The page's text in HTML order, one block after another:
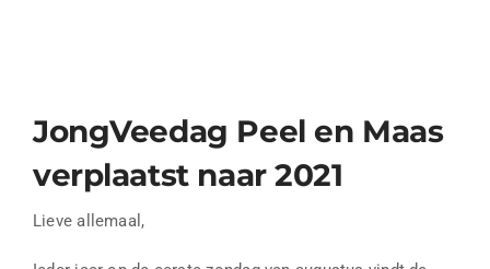
Sponsoren
Nieuwsberichten
Contact
JongVeedag Peel en Maas
verplaatst naar 2021
Lieve allemaal,